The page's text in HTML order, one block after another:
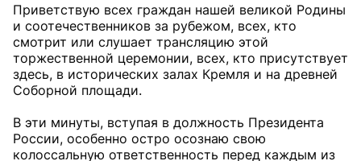
Приветствую всех граждан нашей великой Родины
и соотечественников за рубежом, всех, кто
смотрит или слушает трансляцию этой
торжественной церемонии, всех, кто присутствует
здесь, в исторических залах Кремля и на древней
Соборной площади.
В эти минуты, вступая в должность Президента
России, особенно остро осознаю свою
колоссальную ответственность перед каждым из